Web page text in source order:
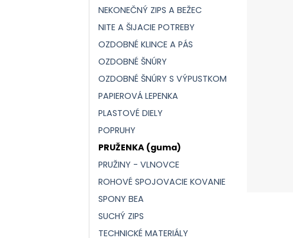
NEKONEČNÝ ZIPS A BEŽEC
NITE A ŠIJACIE POTREBY
OZDOBNÉ KLINCE A PÁS
OZDOBNÉ ŠNÚRY
OZDOBNÉ ŠNÚRY S VÝPUSTKOM
PAPIEROVÁ LEPENKA
PLASTOVÉ DIELY
POPRUHY
PRUŽENKA (guma)
PRUŽINY - VLNOVCE
ROHOVÉ SPOJOVACIE KOVANIE
SPONY BEA
SUCHÝ ZIPS
TECHNICKÉ MATERIÁLY